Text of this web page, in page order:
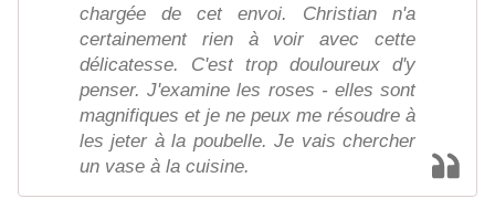
chargée de cet envoi. Christian n'a
certainement rien à voir avec cette
délicatesse. C'est trop douloureux d'y
penser. J'examine les roses - elles sont
magnifiques et je ne peux me résoudre à
les jeter à la poubelle. Je vais chercher
un vase à la cuisine.